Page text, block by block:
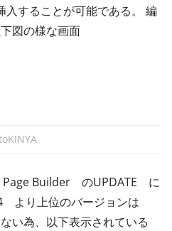
入することが可能である。 編
図の様な画面
Page Builder のUPDATE に
より上位のバージョンは
い為、以下表示されている